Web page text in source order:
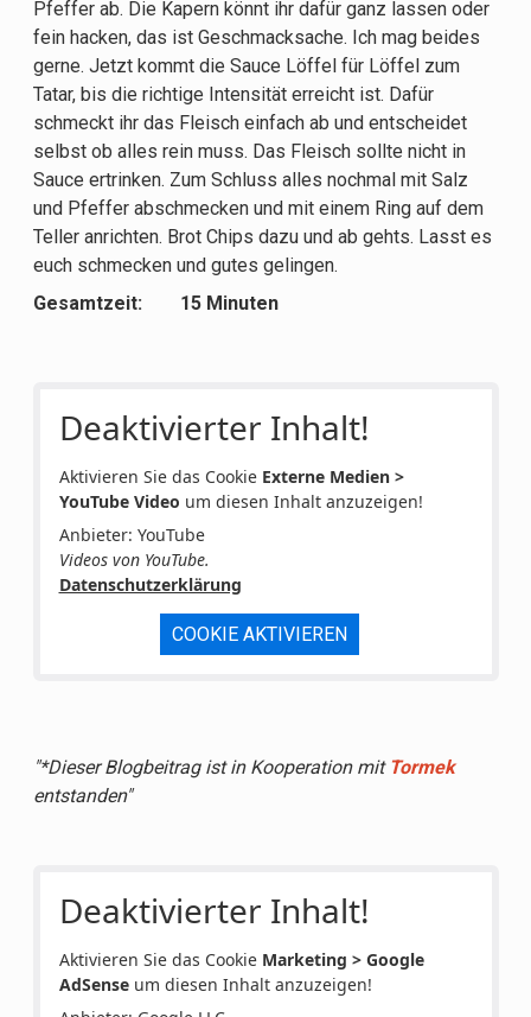
Pfeffer ab. Die Kapern könnt ihr dafür ganz lassen oder
fein hacken, das ist Geschmacksache. Ich mag beides
gerne. Jetzt kommt die Sauce Löffel für Löffel zum
Tatar, bis die richtige Intensität erreicht ist. Dafür
schmeckt ihr das Fleisch einfach ab und entscheidet
selbst ob alles rein muss. Das Fleisch sollte nicht in
Sauce ertrinken. Zum Schluss alles nochmal mit Salz
und Pfeffer abschmecken und mit einem Ring auf dem
Teller anrichten. Brot Chips dazu und ab gehts. Lasst es
euch schmecken und gutes gelingen.
Gesamtzeit: 15 Minuten
Deaktivierter Inhalt!
Aktivieren Sie das Cookie Externe Medien >
YouTube Video um diesen Inhalt anzuzeigen!
Anbieter: YouTube
Videos von YouTube.
Datenschutzerklärung
COOKIE AKTIVIEREN
"*Dieser Blogbeitrag ist in Kooperation mit Tormek
entstanden"
Deaktivierter Inhalt!
Aktivieren Sie das Cookie Marketing > Google
AdSenseum diesen Inhalt anzuzeigen!